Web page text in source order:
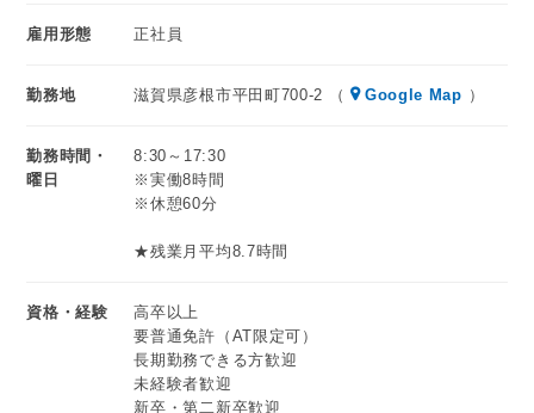
雇用形態 正社員
勤務地 滋賀県彦根市平田町700-2 （ Google Map ）
勤務時間・
曜日
8:30～17:30
※実働8時間
※休憩60分
★残業月平均8.7時間
資格・経験
高卒以上
要普通免許（AT限定可）
長期勤務できる方歓迎
未経験者歓迎
新卒・第二新卒歓迎